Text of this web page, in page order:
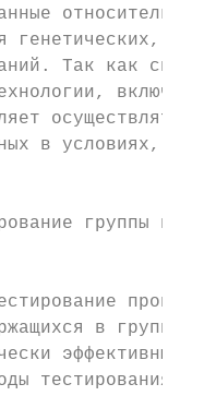
относительно
генетических,
Так как
включая
осуществлять
в условиях,
группы
в